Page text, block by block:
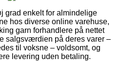
grad enkelt for almindelige
hos diverse online varehuse,
garn forhandlere på nettet
salgsværdien på deres varer –
til voksne – voldsomt, og
levering uden betaling.